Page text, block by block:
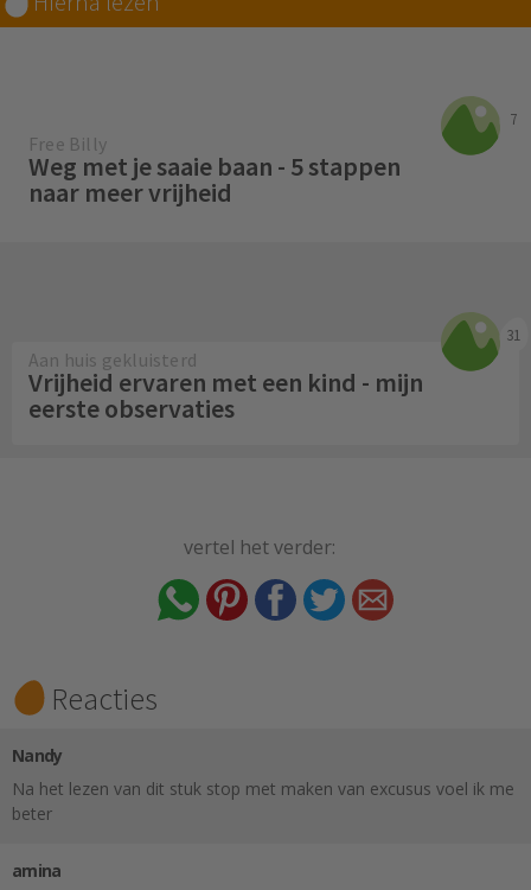
7
Free Billy
Weg met je saaie baan - 5 stappen
naar meer vrijheid
31
Aan huis gekluisterd
Vrijheid ervaren met een kind - mijn
eerste observaties
vertel het verder:
Reacties
Nandy
Na het lezen van dit stuk stop met maken van excusus voel ik me
beter
amina